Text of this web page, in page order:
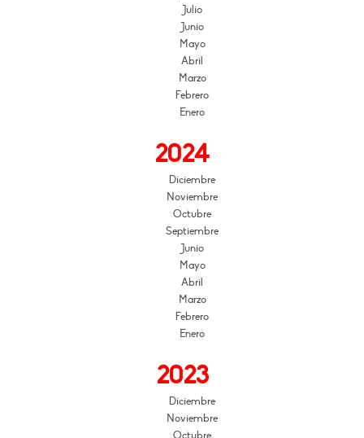
Julio
Junio
Mayo
Abril
Marzo
Febrero
Enero
2024
Diciembre
Noviembre
Octubre
Septiembre
Junio
Mayo
Abril
Marzo
Febrero
Enero
2023
Diciembre
Noviembre
Octubre